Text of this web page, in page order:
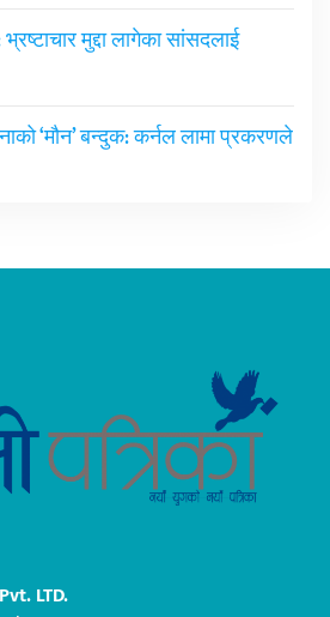
मुद्दा लागेका सांसदलाई
‘मौन’ बन्दुक: कर्नल लामा प्रकरणले
LTD.